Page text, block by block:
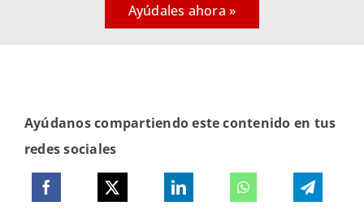
Ayúdales ahora »
Ayúdanos compartiendo este contenido en tus
redes sociales